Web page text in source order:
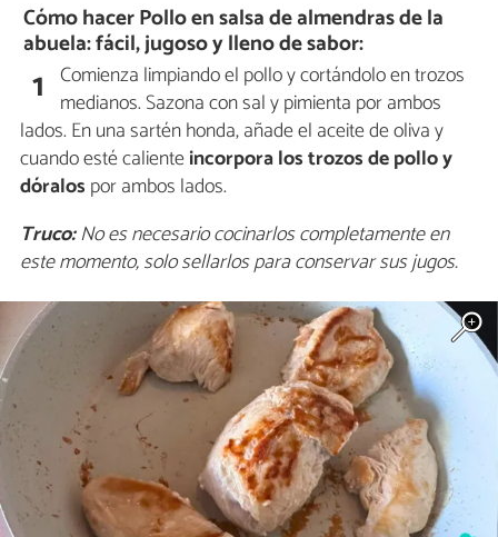
Cómo hacer Pollo en salsa de almendras de la
abuela: fácil, jugoso y lleno de sabor:
1 Comienza limpiando el pollo y cortándolo en trozos
medianos. Sazona con sal y pimienta por ambos
lados. En una sartén honda, añade el aceite de oliva y
cuando esté calienteincorpora los trozos de pollo y
dóralos por ambos lados.
Truco:No es necesario cocinarlos completamente en
este momento, solo sellarlos para conservar sus jugos.